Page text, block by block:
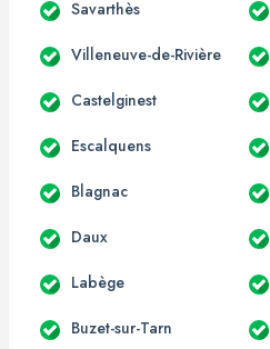
Savarthès
Villeneuve-de-Rivière
Castelginest
Escalquens
Blagnac
Daux
Labège
Buzet-sur-Tarn